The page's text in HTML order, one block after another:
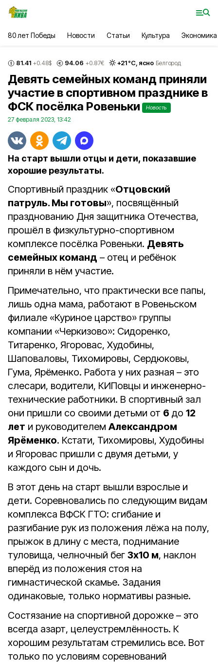
80 лет Победы Новости Статьи Культура Экономика
81.41 +0.48$ 94.06 +0.87€ +21°С, ясно Белгород
Девять семейных команд приняли
участие в спортивном празднике в
ФСК посёлка Ровеньки
Новость
27 февраля 2023, 13:42
На старт вышли отцы и дети, показавшие
хорошие результаты.
Спортивный праздник «Отцовский
патруль. Мы готовы», посвящённый
празднованию Дня защитника Отечества,
прошёл в физкультурно-спортивном
комплексе посёлка Ровеньки. Девять
семейных команд – отец и ребёнок
приняли в нём участие.
Примечательно, что практически все папы,
лишь одна мама, работают в Ровеньском
филиале «Куриное царство» группы
компании «Черкизово»: Сидоренко,
Титаренко, Ягоровас, Худобины,
Шаповаловы, Тихомировы, Сердюковы,
Гума, Ярёменко. Работа у них разная – это
слесари, водители, КИПовцы и инженерно-
технические работники. В спортивный зал
они пришли со своими детьми от 6 до 12
лет и руководителем Александром
Ярёменко. Кстати, Тихомировы, Худобины
и Ягоровас пришли с двумя детьми, у
каждого сын и дочь.
В этот день на старт вышли взрослые и
дети. Соревновались по следующим видам
комплекса ВФСК ГТО: сгибание и
разгибание рук из положения лёжа на полу,
прыжок в длину с места, поднимание
туловища, челночный бег 3х10 м, наклон
вперёд из положения стоя на
гимнастической скамье. Задания
одинаковые, только нормативы разные.
Состязание на спортивной дорожке – это
всегда азарт, целеустремлённость. К
хорошим результатам стремились все. Вот
только по условиям соревнований